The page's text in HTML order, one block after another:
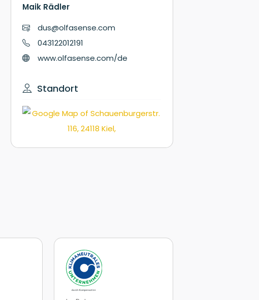
Maik Rädler
dus@olfasense.com
043122012191
www.olfasense.com/de
Standort